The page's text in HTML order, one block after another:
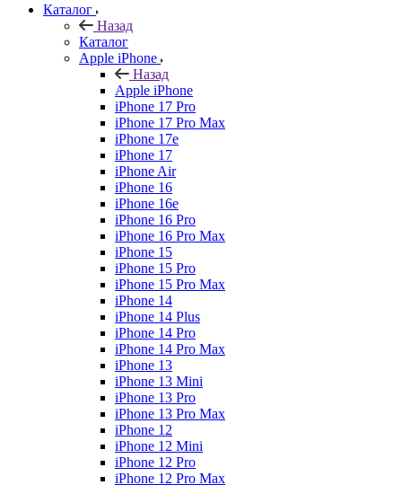
Каталог
Назад
Каталог
Apple iPhone
Назад
Apple iPhone
iPhone 17 Pro
iPhone 17 Pro Max
iPhone 17e
iPhone 17
iPhone Air
iPhone 16
iPhone 16e
iPhone 16 Pro
iPhone 16 Pro Max
iPhone 15
iPhone 15 Pro
iPhone 15 Pro Max
iPhone 14
iPhone 14 Plus
iPhone 14 Pro
iPhone 14 Pro Max
iPhone 13
iPhone 13 Mini
iPhone 13 Pro
iPhone 13 Pro Max
iPhone 12
iPhone 12 Mini
iPhone 12 Pro
iPhone 12 Pro Max